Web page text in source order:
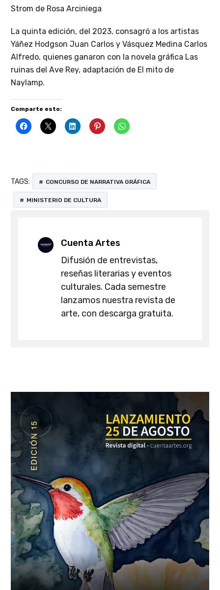
Strom de Rosa Arciniega
La quinta edición, del 2023, consagró a los artistas
Yáñez Hodgson Juan Carlos y Vásquez Medina Carlos
Alfredo, quienes ganaron con la novela gráfica Las
ruinas del Ave Rey, adaptación de El mito de
Naylamp.
Comparte esto:
TAGS: CONCURSO DE NARRATIVA GRÁFICA
MINISTERIO DE CULTURA
Cuenta Artes
Difusión de entrevistas,
reseñas literarias y eventos
culturales. Cada semestre
lanzamos nuestra revista de
arte, con descarga gratuita.